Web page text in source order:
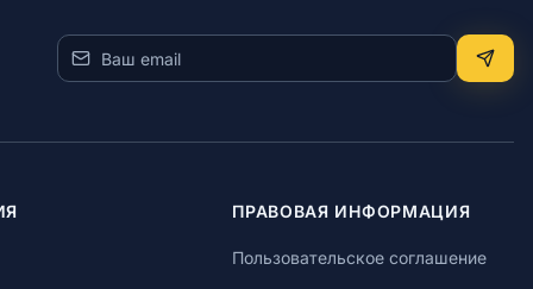
ПРАВОВАЯ ИНФОРМАЦИЯ
Пользовательское соглашение